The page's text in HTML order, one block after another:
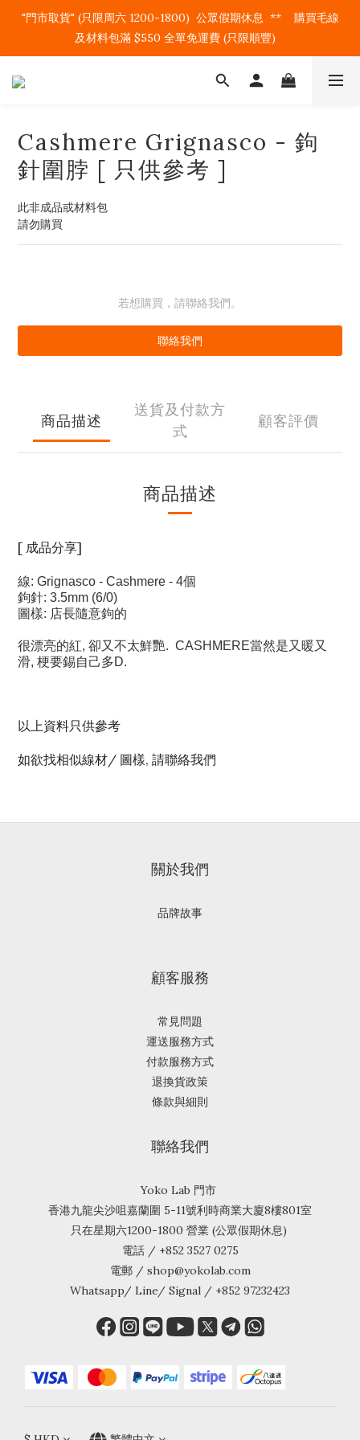
"門市取貨" (只限周六 1200-1800)  公眾假期休息  **    購買毛線
及材料包滿 $550 全單免運費 (只限順豐)
Cashmere Grignasco - 鉤
針圍脖 [ 只供參考 ]
此非成品或材料包
請勿購買
若想購買，請聯絡我們。
聯絡我們
商品描述
送貨及付款方
式
顧客評價
商品描述
[ 成品分享]
線: Grignasco - Cashmere - 4個
鉤針: 3.5mm (6/0)
圖樣: 店長隨意鉤的
很漂亮的紅, 卻又不太鮮艷. CASHMERE當然是又暖又
滑, 梗要錫自己多D.
以上資料只供參考
如欲找相似線材/ 圖樣, 請聯絡我們
關於我們
品牌故事
顧客服務
常見問題
運送服務方式
付款服務方式
退換貨政策
條款與細則
聯絡我們
Yoko Lab 門市
香港九龍尖沙咀嘉蘭圍 5-11號利時商業大廈8樓801室
只在星期六1200-1800 營業 (公眾假期休息)
電話 / +852 3527 0275
電郵 / shop@yokolab.com
Whatsapp/ Line/ Signal / +852 97232423